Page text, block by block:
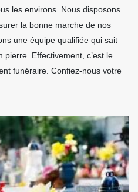
les environs. Nous disposons
la bonne marche de nos
une équipe qualifiée qui sait
Effectivement, c’est le
funéraire. Confiez-nous votre